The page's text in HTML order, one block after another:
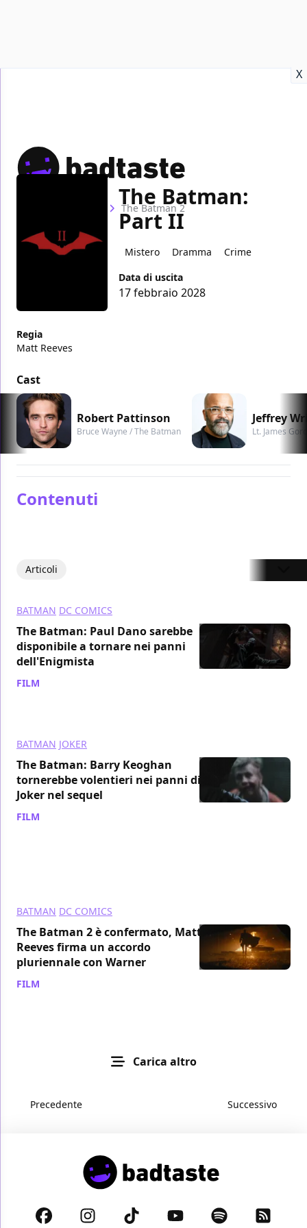
X
The Batman 2
The Batman:
Part II
Mistero Dramma
Crime
Data di uscita
17 febbraio 2028
Regia
Matt Reeves
Cast
Robert Pattinson
Bruce Wayne / The Batman
Jeffrey
Lt. James
Contenuti
Articoli
BATMAN DC COMICS
The Batman: Paul Dano sarebbe
disponibile a tornare nei panni
dell'Enigmista
FILM
BATMAN JOKER
The Batman: Barry Keoghan
tornerebbe volentieri nei panni di
Joker nel sequel
FILM
BATMAN DC COMICS
The Batman 2 è confermato, Matt
Reeves firma un accordo
pluriennale con Warner
FILM
Carica altro
Precedente Successivo